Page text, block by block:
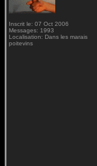
Inscrit le: 07 Oct 2006
Messages: 1993
Localisation: Dans les marais
poitevins